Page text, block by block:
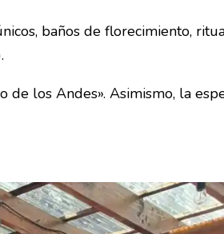
baños de florecimiento,
de los Andes». Asimismo, la